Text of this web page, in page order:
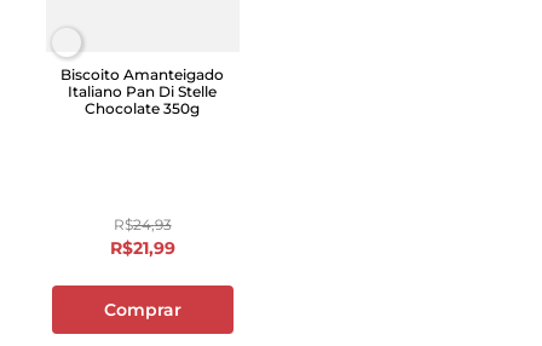
Biscoito Amanteigado
Italiano Pan Di Stelle
Chocolate 350g
R$24,93
R$21,99
Comprar